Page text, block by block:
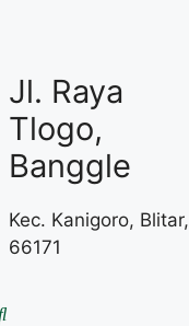
Jl. Raya
Tlogo,
Banggle
Kec. Kanigoro, Blitar,
66171